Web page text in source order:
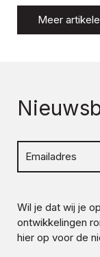
Meer
Wil je dat wij je
ontwikkelingen
hier op voor de